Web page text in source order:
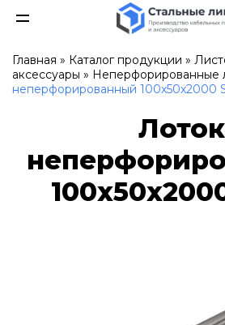
Главная » Каталог продукции »
аксессуары » Неперфорированные
неперфорированный 100х50х2000
Лоток